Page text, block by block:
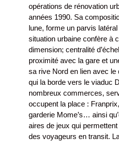
opérations de rénovation
années 1990. Sa
lune, forme un parvis
situation urbaine confère à
dimension; centralité
proximité avec la gare et
sa rive Nord en lien avec le
qui la borde vers le viaduc
nombreux commerces,
occupent la place :
garderie Mome’s… ainsi
aires de jeux qui permettent
des voyageurs en transit.